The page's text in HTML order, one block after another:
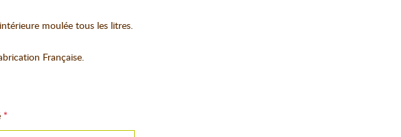
moulée tous les litres.
Française.